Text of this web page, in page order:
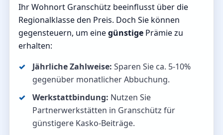
Ihr Wohnort Granschütz beeinflusst über die
Regionalklasse den Preis. Doch Sie können
gegensteuern, um einegünstige Prämie zu
erhalten:
Jährliche Zahlweise: Sparen Sie ca. 5-10%
gegenüber monatlicher Abbuchung.
Werkstattbindung: Nutzen Sie
Partnerwerkstätten in Granschütz für
günstigere Kasko-Beiträge.